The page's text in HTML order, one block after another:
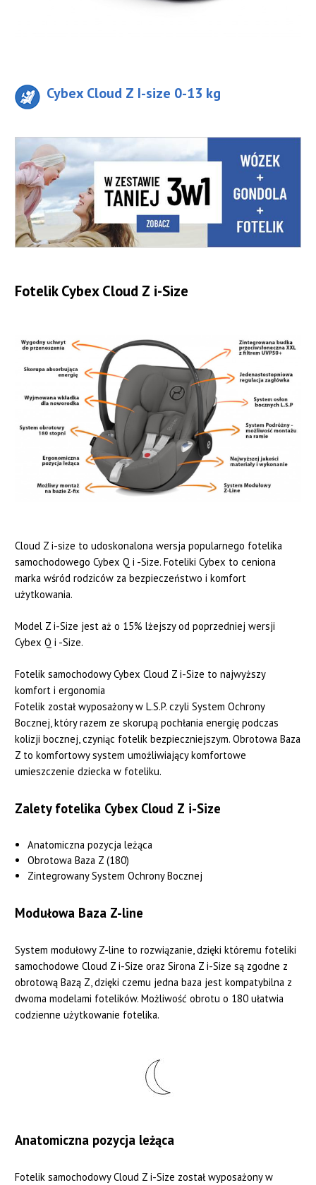
Cybex Cloud Z I-size 0-13 kg
Fotelik Cybex Cloud Z i-Size
Cloud Z i-size to udoskonalona wersja popularnego fotelika
samochodowego Cybex Q i -Size. Foteliki Cybex to ceniona
marka wśród rodziców za bezpieczeństwo i komfort
użytkowania.
Model Z i-Size jest aż o 15% lżejszy od poprzedniej wersji
Cybex Q i -Size.
Fotelik samochodowy Cybex Cloud Z i-Size to najwyższy
komfort i ergonomia
Fotelik został wyposażony w L.S.P. czyli System Ochrony
Bocznej, który razem ze skorupą pochłania energię podczas
kolizji bocznej, czyniąc fotelik bezpieczniejszym. Obrotowa Baza
Z to komfortowy system umożliwiający komfortowe
umieszczenie dziecka w foteliku.
Zalety fotelika Cybex Cloud Z i-Size
Anatomiczna pozycja leżąca
Obrotowa Baza Z (180)
Zintegrowany System Ochrony Bocznej
Modułowa Baza Z-line
System modułowy Z-line to rozwiązanie, dzięki któremu foteliki
samochodowe Cloud Z i-Size oraz Sirona Z i-Size są zgodne z
obrotową Bazą Z, dzięki czemu jedna baza jest kompatybilna z
dwoma modelami fotelików. Możliwość obrotu o 180 ułatwia
codzienne użytkowanie fotelika.
Anatomiczna pozycja leżąca
Fotelik samochodowy Cloud Z i-Size został wyposażony w